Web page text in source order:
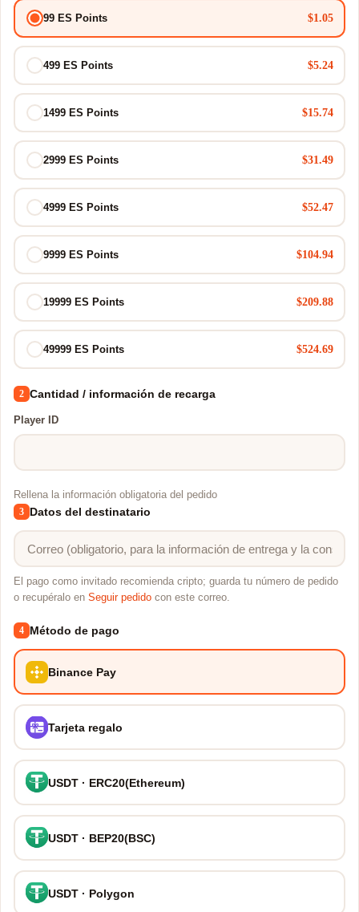
99 ES Points $1.05
499 ES Points $5.24
1499 ES Points $15.74
2999 ES Points $31.49
4999 ES Points $52.47
9999 ES Points $104.94
19999 ES Points $209.88
49999 ES Points $524.69
2 Cantidad / información de recarga
Player ID
Rellena la información obligatoria del pedido
3 Datos del destinatario
El pago como invitado recomienda cripto; guarda tu número de pedido
o recupéralo en Seguir pedido con este correo.
4 Método de pago
Binance Pay
Tarjeta regalo
USDT · ERC20(Ethereum)
USDT · BEP20(BSC)
USDT · Polygon